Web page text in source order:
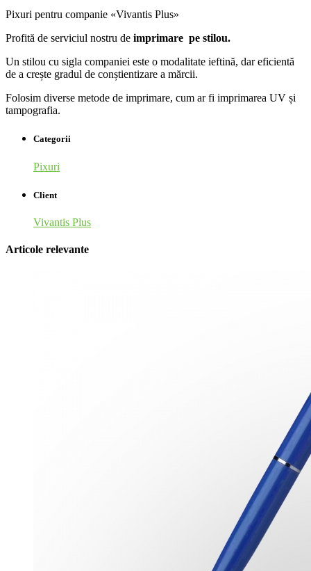
Pixuri pentru companie «Vivantis Plus»
Profită de serviciul nostru de imprimare pe stilou.
Un stilou cu sigla companiei este o modalitate ieftină, dar eficientă
de a crește gradul de conștientizare a mărcii.
Folosim diverse metode de imprimare, cum ar fi imprimarea UV și
tampografia.
Categorii
Pixuri
Client
Vivantis Plus
Articole relevante